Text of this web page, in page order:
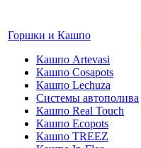
Горшки и Кашпо
Кашпо Artevasi
Кашпо Cosapots
Кашпо Lechuza
Системы автополива
Кашпо Real Touch
Кашпо Ecopots
Кашпо TREEZ